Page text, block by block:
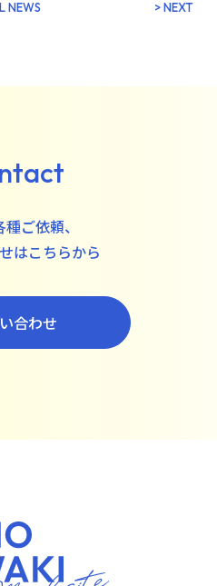
NEWS > NEXT
ご依頼、
はこちらから
合わせ